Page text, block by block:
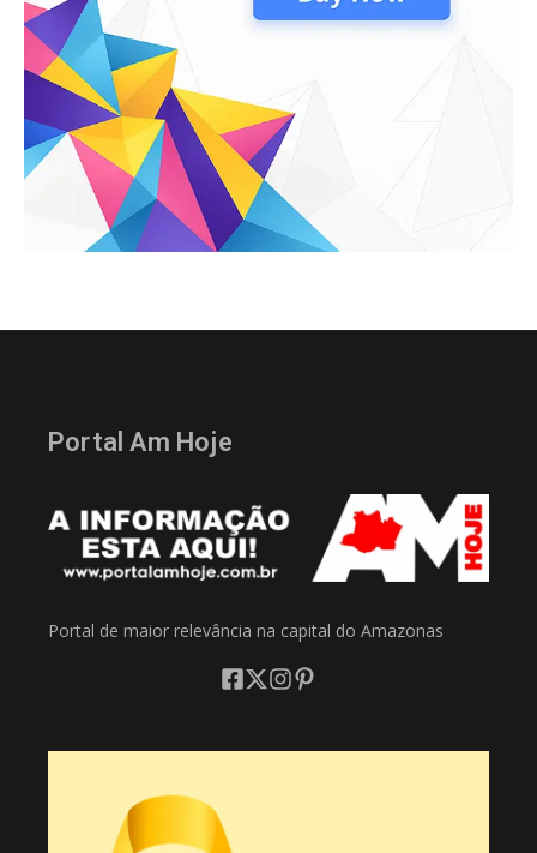
Portal Am Hoje
Portal de maior relevância na capital do Amazonas